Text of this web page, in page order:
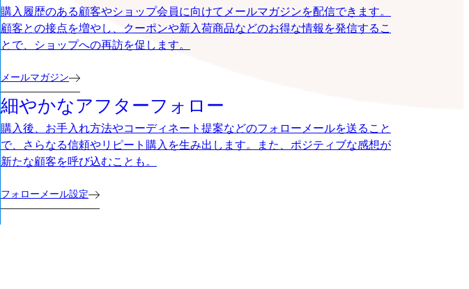
購入履歴のある顧客やショップ会員に向けてメールマガジンを配信できます。
顧客との接点を増やし、クーポンや新入荷商品などのお得な情報を発信するこ
とで、ショップへの再訪を促します。
メールマガジン
細やかなアフターフォロー
購入後、お手入れ方法やコーディネート提案などのフォローメールを送ること
で、さらなる信頼やリピート購入を生み出します。また、ポジティブな感想が
新たな顧客を呼び込むことも。
フォローメール設定